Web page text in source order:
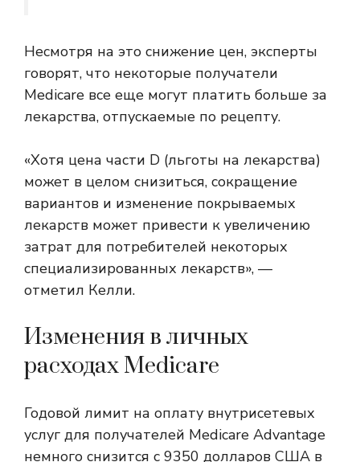
Несмотря на это снижение цен, эксперты
говорят, что некоторые получатели
Medicare все еще могут платить больше за
лекарства, отпускаемые по рецепту.
«Хотя цена части D (льготы на лекарства)
может в целом снизиться, сокращение
вариантов и изменение покрываемых
лекарств может привести к увеличению
затрат для потребителей некоторых
специализированных лекарств», —
отметил Келли.
Изменения в личных
расходах Medicare
Годовой лимит на оплату внутрисетевых
услуг для получателей Medicare Advantage
немного снизится с 9350 долларов США в